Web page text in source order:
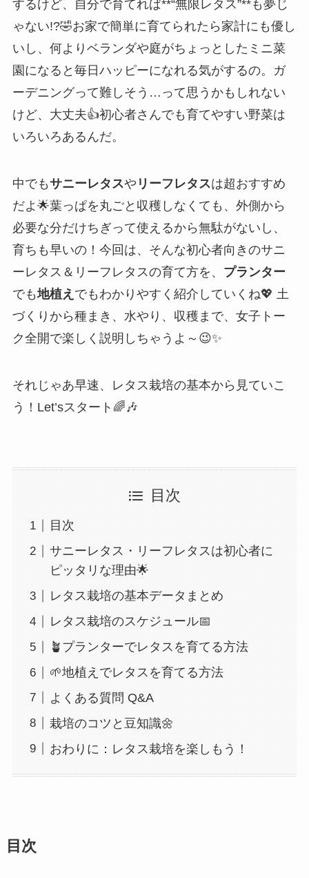
するけど、自分で育てれば**“無限レタス”**も夢じ
ゃない!?🤣お家で簡単に育てられたら家計にも優し
いし、何よりベランダや庭がちょっとしたミニ菜
園になると毎日ハッピーになれる気がするの。ガ
ーデニングって難しそう…って思うかもしれない
けど、大丈夫👍初心者さんでも育てやすい野菜は
いろいろあるんだ。
中でもサニーレタスや リーフレタスは超おすすめ
だよ🌟葉っぱを丸ごと収穫しなくても、外側から
必要な分だけちぎって使えるから無駄がないし、
育ちも早いの！今回は、そんな初心者向きのサニ
ーレタス＆リーフレタスの育て方を、 プランター
でも地植え でもわかりやすく紹介していくね💖 土
づくりから種まき、水やり、収穫まで、女子トー
ク全開で楽しく説明しちゃうよ～😉✨
それじゃあ早速、レタス栽培の基本から見ていこ
う！Let’sスタート🌈🎶
目次
目次
サニーレタス・リーフレタスは初心者に
ピッタリな理由🌟
レタス栽培の基本データまとめ
レタス栽培のスケジュール📅
🪴プランターでレタスを育てる方法
🌱地植えでレタスを育てる方法
よくある質問 Q&A
栽培のコツと豆知識🌼
おわりに：レタス栽培を楽しもう！
目次